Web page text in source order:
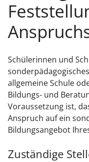
Schülerinnen und
allgemeine Schule
Bildungs- und
Voraussetzung ist,
Anspruch auf ein
Bildungsangebot
Zuständige